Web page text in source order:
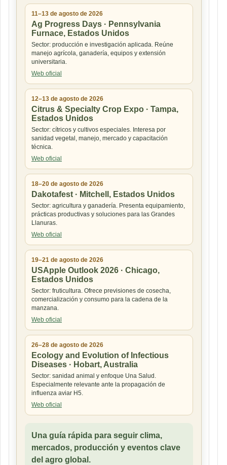
11–13 de agosto de 2026
Ag Progress Days · Pennsylvania
Furnace, Estados Unidos
Sector: producción e investigación aplicada. Reúne
manejo agrícola, ganadería, equipos y extensión
universitaria.
Web oficial
12–13 de agosto de 2026
Citrus & Specialty Crop Expo · Tampa,
Estados Unidos
Sector: cítricos y cultivos especiales. Interesa por
sanidad vegetal, manejo, mercado y capacitación
técnica.
Web oficial
18–20 de agosto de 2026
Dakotafest · Mitchell, Estados Unidos
Sector: agricultura y ganadería. Presenta equipamiento,
prácticas productivas y soluciones para las Grandes
Llanuras.
Web oficial
19–21 de agosto de 2026
USApple Outlook 2026 · Chicago,
Estados Unidos
Sector: fruticultura. Ofrece previsiones de cosecha,
comercialización y consumo para la cadena de la
manzana.
Web oficial
26–28 de agosto de 2026
Ecology and Evolution of Infectious
Diseases · Hobart, Australia
Sector: sanidad animal y enfoque Una Salud.
Especialmente relevante ante la propagación de
influenza aviar H5.
Web oficial
Una guía rápida para seguir clima,
mercados, producción y eventos clave
del agro global.